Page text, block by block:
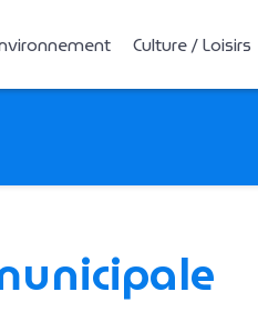
Culture / Loisirs